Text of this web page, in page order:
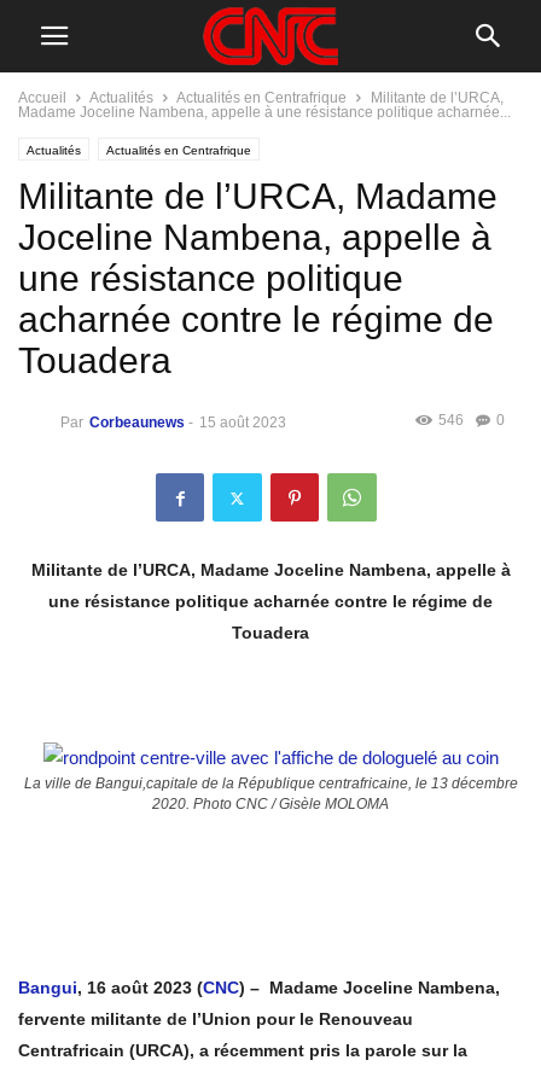
Accueil Actualités Actualités en Centrafrique
Militante de l’URCA,
Madame Joceline Nambena, appelle à une résistance politique acharnée...
Actualités Actualités en Centrafrique
Militante de l’URCA, Madame
Joceline Nambena, appelle à
une résistance politique
acharnée contre le régime de
Touadera
Par Corbeaunews - 15 août 2023 0
546
Militante de l’URCA, Madame Joceline Nambena, appelle à
une résistance politique acharnée contre le régime de
Touadera
La ville de Bangui,capitale de la République centrafricaine, le 13 décembre
2020. Photo CNC / Gisèle MOLOMA
Bangui, 16 août 2023 (CNC) – Madame Joceline Nambena,
fervente militante de l’Union pour le Renouveau
Centrafricain (URCA), a récemment pris la parole sur la